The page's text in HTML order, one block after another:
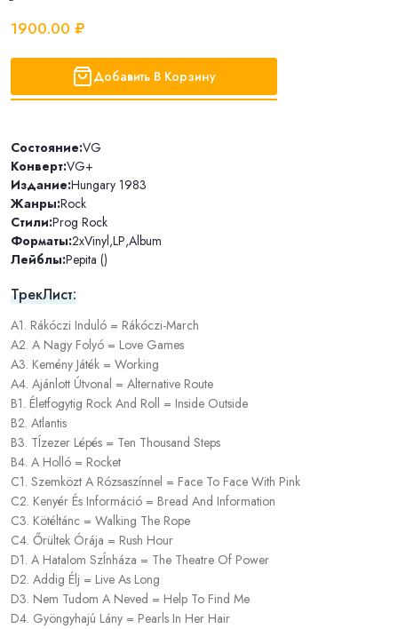
1900.00 ₽
Добавить В Корзину
Состояние:VG
Конверт:VG+
Издание:Hungary 1983
Жанры:Rock
Стили:Prog Rock
Форматы:2xVinyl,LP,Album
Лейблы:Pepita ()
ТрекЛист:
A1. Rákóczi Induló = Rákóczi-March
A2. A Nagy Folyó = Love Games
A3. Kemény Játék = Working
A4. Ajánlott Útvonal = Alternative Route
B1. Életfogytig Rock And Roll = Inside Outside
B2. Atlantis
B3. TÍzezer Lépés = Ten Thousand Steps
B4. A Holló = Rocket
C1. Szemközt A Rózsaszínnel = Face To Face With Pink
C2. Kenyér És Információ = Bread And Information
C3. Kötéltánc = Walking The Rope
C4. Őrültek Órája = Rush Hour
D1. A Hatalom SzÍnháza = The Theatre Of Power
D2. Addig Élj = Live As Long
D3. Nem Tudom A Neved = Help To Find Me
D4. Gyöngyhajú Lány = Pearls In Her Hair